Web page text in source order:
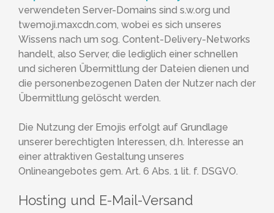
verwendeten Server-Domains sind s.w.org und
twemoji.maxcdn.com, wobei es sich unseres
Wissens nach um sog. Content-Delivery-Networks
handelt, also Server, die lediglich einer schnellen
und sicheren Übermittlung der Dateien dienen und
die personenbezogenen Daten der Nutzer nach der
Übermittlung gelöscht werden.
Die Nutzung der Emojis erfolgt auf Grundlage
unserer berechtigten Interessen, d.h. Interesse an
einer attraktiven Gestaltung unseres
Onlineangebotes gem. Art. 6 Abs. 1 lit. f. DSGVO.
Hosting und E-Mail-Versand